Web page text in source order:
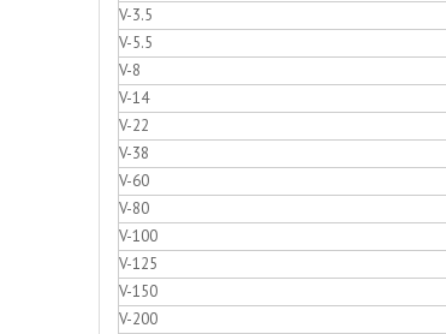
V-3.5
V-5.5
V-8
V-14
V-22
V-38
V-60
V-80
V-100
V-125
V-150
V-200